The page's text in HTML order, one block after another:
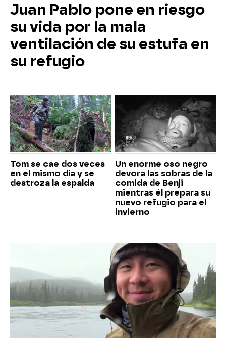
Juan Pablo pone en riesgo
su vida por la mala
ventilación de su estufa en
su refugio
Tom se cae dos veces
en el mismo día y se
destroza la espalda
Un enorme oso negro
devora las sobras de la
comida de Benji
mientras él prepara su
nuevo refugio para el
invierno